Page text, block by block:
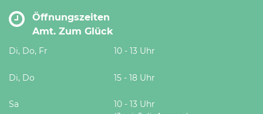
Öffnungszeiten
Amt. Zum Glück
Di, Do, Fr 10 - 13 Uhr
Di, Do 15 - 18 Uhr
Sa
10 - 13 Uhr